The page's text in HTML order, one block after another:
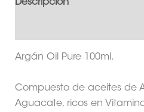
Descripción
Argán Oil Pure 100ml.
Compuesto de aceites de
Aguacate, ricos en